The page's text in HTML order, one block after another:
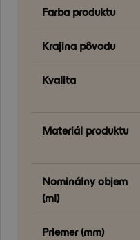
Farba produktu
Krajina pôvodu
Kvalita
Materiál produktu
Nominálny objem
(ml)
Priemer (mm)